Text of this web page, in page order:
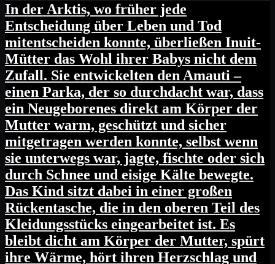
In der Arktis, wo früher jede
Entscheidung über Leben und Tod
mitentscheiden konnte, überließen Inuit-
Mütter das Wohl ihrer Babys nicht dem
Zufall. Sie entwickelten den Amauti –
einen Parka, der so durchdacht war, dass
ein Neugeborenes direkt am Körper der
Mutter warm, geschützt und sicher
mitgetragen werden konnte, selbst wenn
sie unterwegs war, jagte, fischte oder sich
durch Schnee und eisige Kälte bewegte.
Das Kind sitzt dabei in einer großen
Rückentasche, die in den oberen Teil des
Kleidungsstücks eingearbeitet ist. Es
bleibt dicht am Körper der Mutter, spürt
ihre Wärme, hört ihren Herzschlag und